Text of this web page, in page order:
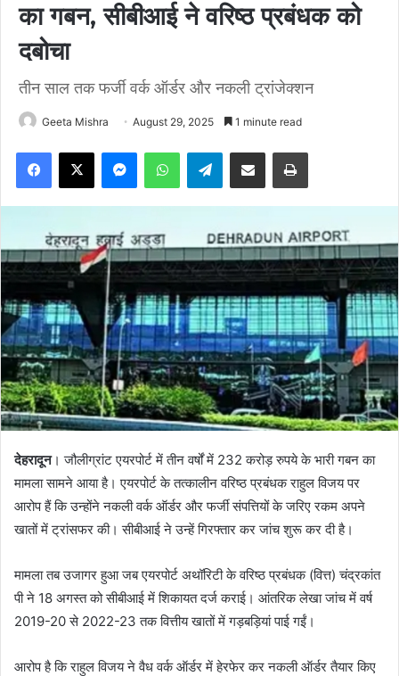
का गबन, सीबीआई ने वरिष्ठ प्रबंधक को
दबोचा
तीन साल तक फर्जी वर्क ऑर्डर और नकली ट्रांजेक्शन
Geeta Mishra August 29, 2025 1 minute read
Facebook
X MessengerWhatsAppTelegramShare via Email Print
देहरादून। जौलीग्रांट एयरपोर्ट में तीन वर्षों में 232 करोड़ रुपये के भारी गबन का
मामला सामने आया है। एयरपोर्ट के तत्कालीन वरिष्ठ प्रबंधक राहुल विजय पर
आरोप हैं कि उन्होंने नकली वर्क ऑर्डर और फर्जी संपत्तियों के जरिए रकम अपने
खातों में ट्रांसफर की। सीबीआई ने उन्हें गिरफ्तार कर जांच शुरू कर दी है।
मामला तब उजागर हुआ जब एयरपोर्ट अथॉरिटी के वरिष्ठ प्रबंधक (वित्त) चंद्रकांत
पी ने 18 अगस्त को सीबीआई में शिकायत दर्ज कराई। आंतरिक लेखा जांच में वर्ष
2019-20 से 2022-23 तक वित्तीय खातों में गड़बड़ियां पाई गईं।
आरोप है कि राहुल विजय ने वैध वर्क ऑर्डर में हेरफेर कर नकली ऑर्डर तैयार किए